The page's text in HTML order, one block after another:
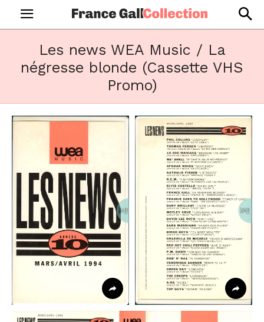
Les news WEA Music / La
négresse blonde (Cassette VHS
Promo)